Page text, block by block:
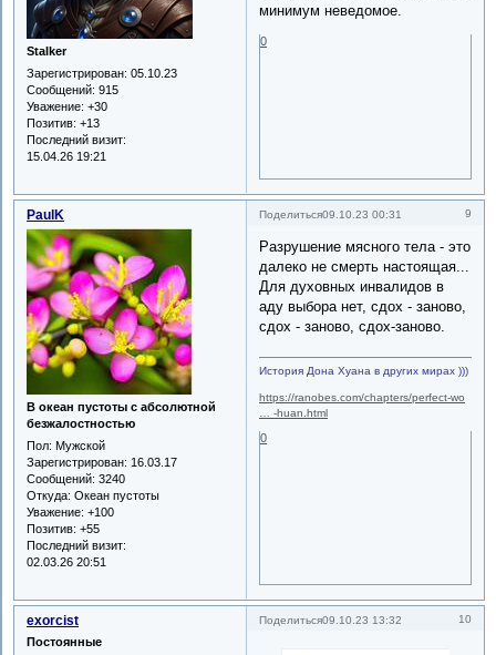
Stalker
Зарегистрирован: 05.10.23
Сообщений: 915
Уважение: +30
Позитив: +13
Последний визит:
15.04.26 19:21
минимум неведомое.
0
Поделиться 9
09.10.23 00:31
PaulK
В океан пустоты с абсолютной
безжалостностью
Пол: Мужской
Зарегистрирован: 16.03.17
Сообщений: 3240
Откуда: Океан пустоты
Уважение: +100
Позитив: +55
Последний визит:
02.03.26 20:51
Разрушение мясного тела - это
далеко не смерть настоящая...
Для духовных инвалидов в
аду выбора нет, сдох - заново,
сдох - заново, сдох-заново.
История Дона Хуана в других мирах )))
https://ranobes.com/chapters/perfect-wo
… -huan.html
0
Поделиться 10
09.10.23 13:32
exorcist
Постоянные